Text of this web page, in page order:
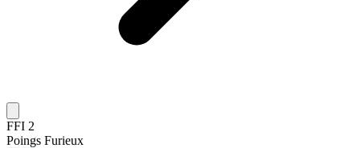
FFI 2
Poings Furieux